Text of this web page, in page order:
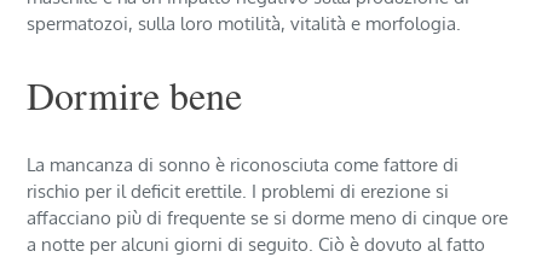
spermatozoi, sulla loro motilità, vitalità e morfologia.
Dormire bene
La mancanza di sonno è riconosciuta come fattore di
rischio per il deficit erettile. I problemi di erezione si
affacciano più di frequente se si dorme meno di cinque ore
a notte per alcuni giorni di seguito. Ciò è dovuto al fatto